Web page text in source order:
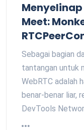
Meet:
Sebagai bagian
tantangan untuk
WebRTC adalah
benar-benar liar,
DevTools